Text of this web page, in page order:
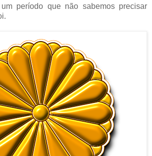
período que não sabemos precisar